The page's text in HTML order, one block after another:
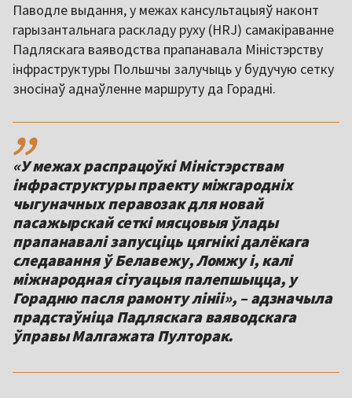
Паводле выдання, у межах кансультацыяў наконт
гарызантальнага раскладу руху (HRJ) самакіраванне
Падляскага ваяводства прапанавала Міністэрству
інфраструктуры Польшчы залучыць у будучую сетку
зносінаў аднаўленне маршруту да Горадні.
,,
«У межах распрацоўкі Міністэрствам
інфраструктуры праекту міжгародніх
чыгуначных перавозак для новай
пасажырскай сеткі мясцовыя ўлады
прапанавалі запусціць цягнікі далёкага
следавання ў Белавежу, Ломжу і, калі
міжнародная сітуацыя палепшыцца, у
Горадню пасля рамонту лініі», – адзначыла
прадстаўніца Падляскага ваяводскага
ўправы Малгажата Пулторак.